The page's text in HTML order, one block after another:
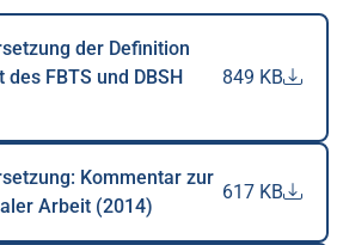
der Definition
FBTS und DBSH
849 KB
Kommentar zur
Arbeit (2014)
617 KB